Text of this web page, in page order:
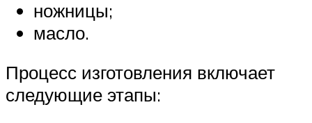
ножницы;
масло.
Процесс изготовления включает
следующие этапы: